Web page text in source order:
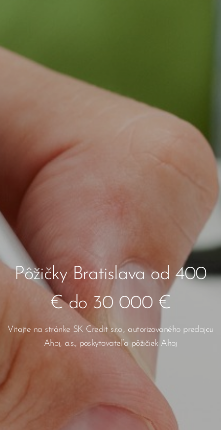
Pôžičky Bratislava od 400
€ do 30 000 €
Vitajte na stránke SK Credit s.r.o., autorizovaného predajcu
Ahoj, a.s., poskytovateľa pôžičiek Ahoj